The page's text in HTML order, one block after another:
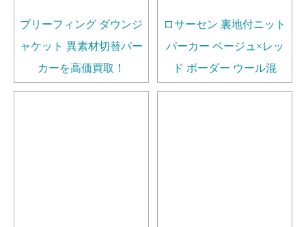
ブリーフィング ダウンジ
ャケット 異素材切替パー
カーを高価買取！
ロサーセン 裏地付ニット
パーカー ベージュ×レッ
ド ボーダー ウール混